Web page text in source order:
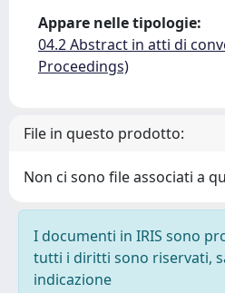
Appare nelle tipologie:
04.2 Abstract in atti di
Proceedings)
File in questo prodotto:
Non ci sono file associati a
I documenti in IRIS sono
tutti i diritti sono riservati,
indicazione